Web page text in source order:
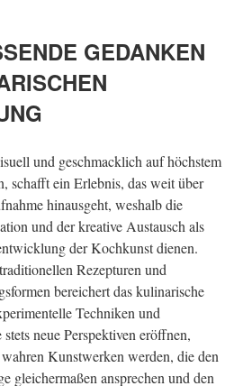
GEDANKEN Z
I
und geschmacklich auf höchstem
schafft ein Erlebnis, das weit über
hinausgeht, weshalb die
und der kreative Austausch als
der Kochkunst dienen.
Rezepturen und
bereichert das kulinarische
Techniken und
neue Perspektiven eröffnen,
Kunstwerken werden, die den
gleichermaßen ansprechen und den